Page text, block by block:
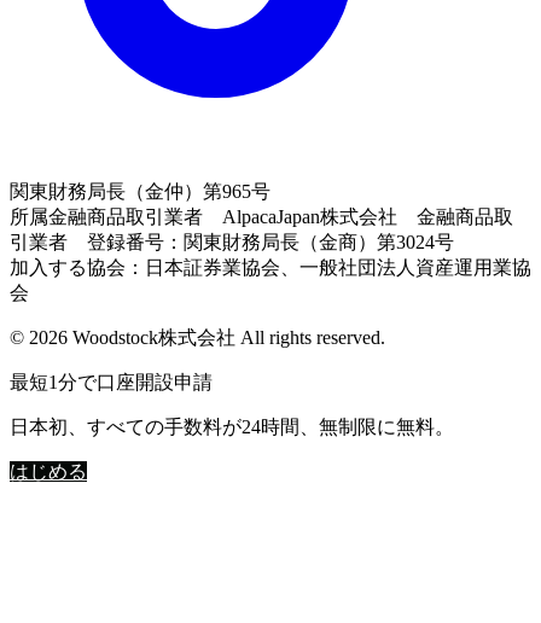
関東財務局長（金仲）第965号
所属金融商品取引業者 AlpacaJapan株式会社 金融商品取
引業者 登録番号：関東財務局長（金商）第3024号
加入する協会：日本証券業協会、一般社団法人資産運用業協
会
© 2026 Woodstock株式会社 All rights reserved.
最短1分で口座開設申請
日本初、すべての手数料が24時間、無制限に無料。
はじめる